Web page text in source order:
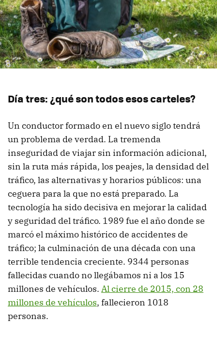
Día tres: ¿qué son todos esos carteles?
Un conductor formado en el nuevo siglo tendrá
un problema de verdad. La tremenda
inseguridad de viajar sin información adicional,
sin la ruta más rápida, los peajes, la densidad del
tráfico, las alternativas y horarios públicos: una
ceguera para la que no está preparado. La
tecnología ha sido decisiva en mejorar la calidad
y seguridad del tráfico. 1989 fue el año donde se
marcó el máximo histórico de accidentes de
tráfico; la culminación de una década con una
terrible tendencia creciente. 9344 personas
fallecidas cuando no llegábamos ni a los 15
millones de vehículos. Al cierre de 2015, con 28
millones de vehículos, fallecieron 1018
personas.